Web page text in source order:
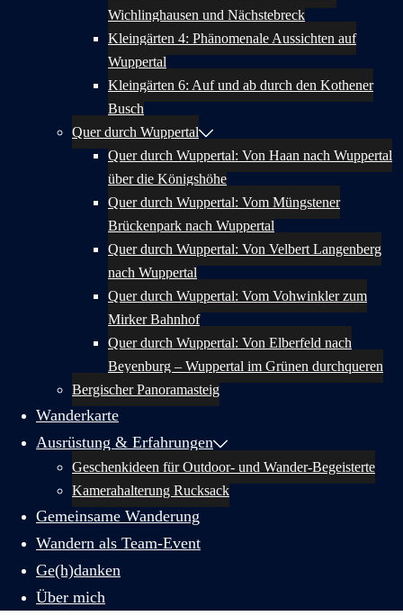
Wichlinghausen und Nächstebreck
Kleingärten 4: Phänomenale Aussichten auf
Wuppertal
Kleingärten 6: Auf und ab durch den Kothener
Busch
Quer durch Wuppertal
Quer durch Wuppertal: Von Haan nach Wuppertal
über die Königshöhe
Quer durch Wuppertal: Vom Müngstener
Brückenpark nach Wuppertal
Quer durch Wuppertal: Von Velbert Langenberg
nach Wuppertal
Quer durch Wuppertal: Vom Vohwinkler zum
Mirker Bahnhof
Quer durch Wuppertal: Von Elberfeld nach
Beyenburg – Wuppertal im Grünen durchqueren
Bergischer Panoramasteig
Wanderkarte
Ausrüstung & Erfahrungen
Geschenkideen für Outdoor- und Wander-Begeisterte
Kamerahalterung Rucksack
Gemeinsame Wanderung
Wandern als Team-Event
Ge(h)danken
Über mich